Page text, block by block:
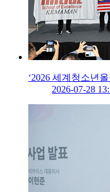
‘2026 세계청소년
2026-07-28